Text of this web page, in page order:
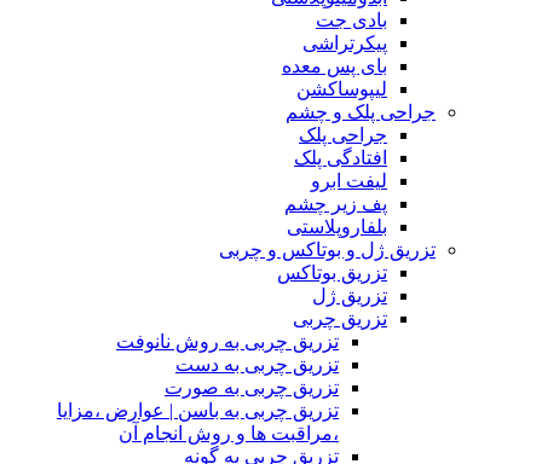
بادی‌ جت
پیکرتراشی
بای پس معده
لیپوساکشن
جراحی پلک و چشم
جراحی پلک
افتادگی پلک
لیفت ابرو
پف زیر چشم
بلفاروپلاستی
تزریق ژل و بوتاکس و چربی
تزریق بوتاکس
تزریق ژل
تزریق چربی
تزریق چربی به روش نانوفت
تزریق چربی به دست
تزریق چربی به صورت
تزریق چربی به باسن | عوارض ،مزایا
،مراقبت ها و روش انجام آن
تزریق چربی به گونه